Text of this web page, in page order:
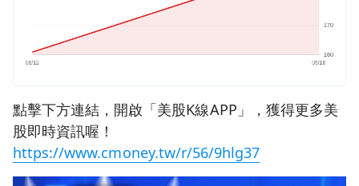
點擊下方連結，開啟「美股K線APP」，獲得更多美
股即時資訊喔！
https://www.cmoney.tw/r/56/9hlg37